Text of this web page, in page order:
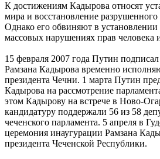
К достижениям Кадырова относят
мира и восстановление
Однако его обвиняют в установлении
массовых нарушениях прав человека
15 февраля 2007 года Путин подписал
Рамзана Кадырова временно
президента Чечни. 1 марта Путин
Кадырова на рассмотрение
этом Кадырову на встрече в Ново-
кандидатуру поддержали 56 из 58
чеченского парламента. 5 апреля в
церемония инаугурации Рамзана
президента Чеченской Республики.